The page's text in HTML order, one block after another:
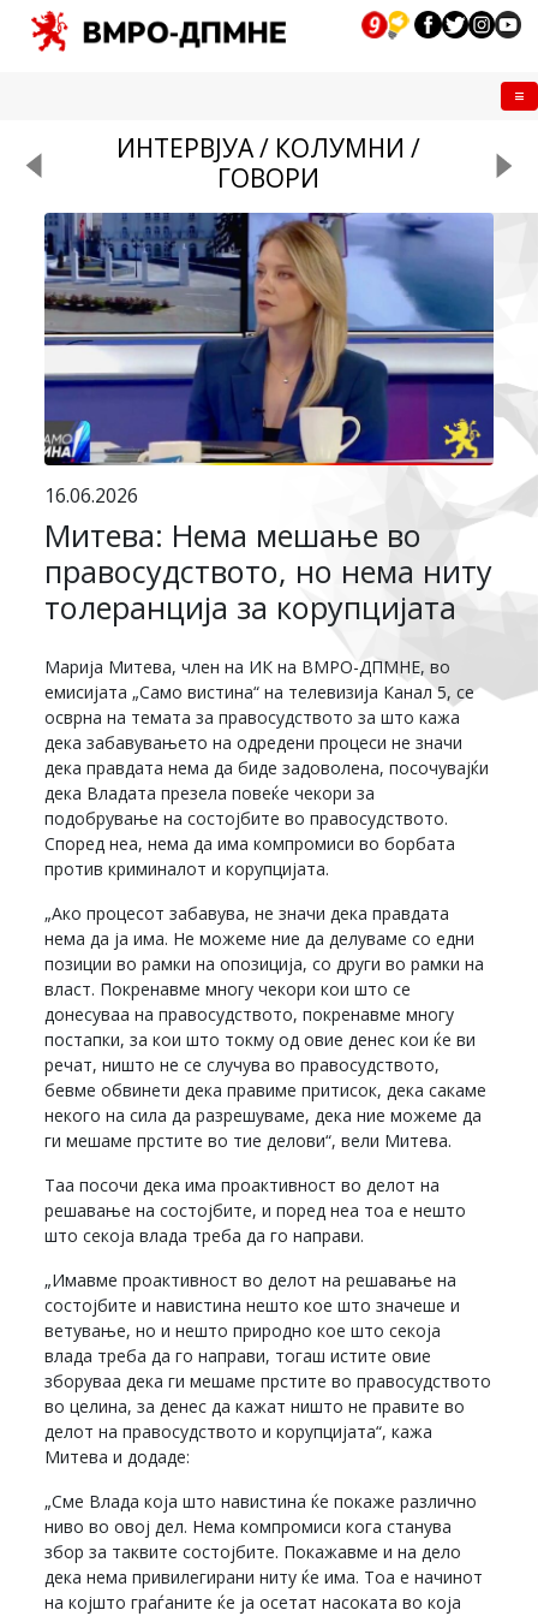
ИНТЕРВЈУА / КОЛУМНИ /
ГОВОРИ
16.06.2026
Митева: Нема мешање во
правосудството, но нема ниту
толеранција за корупцијата
Марија Митева, член на ИК на ВМРО-ДПМНЕ, во
емисијата „Само вистина“ на телевизија Канал 5, се
осврна на темата за правосудството за што кажа
дека забавувањето на одредени процеси не значи
дека правдата нема да биде задоволена, посочувајќи
дека Владата презела повеќе чекори за
подобрување на состојбите во правосудството.
Според неа, нема да има компромиси во борбата
против криминалот и корупцијата.
„Ако процесот забавува, не значи дека правдата
нема да ја има. Не можеме ние да делуваме со едни
позиции во рамки на опозиција, со други во рамки на
власт. Покренавме многу чекори кои што се
донесуваа на правосудството, покренавме многу
постапки, за кои што токму од овие денес кои ќе ви
речат, ништо не се случува во правосудството,
бевме обвинети дека правиме притисок, дека сакаме
некого на сила да разрешуваме, дека ние можеме да
ги мешаме прстите во тие делови“, вели Митева.
Таа посочи дека има проактивност во делот на
решавање на состојбите, и поред неа тоа е нешто
што секоја влада треба да го направи.
„Имавме проактивност во делот на решавање на
состојбите и навистина нешто кое што значеше и
ветување, но и нешто природно кое што секоја
влада треба да го направи, тогаш истите овие
зборуваа дека ги мешаме прстите во правосудството
во целина, за денес да кажат ништо не правите во
делот на правосудството и корупцијата“, кажа
Митева и додаде:
„Сме Влада која што навистина ќе покаже различно
ниво во овој дел. Нема компромиси кога станува
збор за таквите состојбите. Покажавме и на дело
дека нема привилегирани ниту ќе има. Тоа е начинот
на којшто граѓаните ќе ја осетат насоката во која